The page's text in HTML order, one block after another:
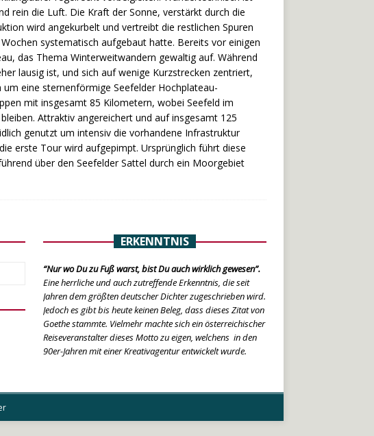
rein die Luft. Die Kraft der Sonne, verstärkt durch die
wird angekurbelt und vertreibt die restlichen Spuren
systematisch aufgebaut hatte. Bereits vor einigen
das Thema Winterweitwandern gewaltig auf. Während
lausig ist, und sich auf wenige Kurzstrecken zentriert,
eine sternenförmige Seefelder Hochplateau-
mit insgesamt 85 Kilometern, wobei Seefeld im
Attraktiv angereichert und auf insgesamt 125
genutzt um intensiv die vorhandene Infrastruktur
erste Tour wird aufgepimpt. Ursprünglich führt diese
über den Seefelder Sattel durch ein Moorgebiet
ERKENNTNIS
“Nur wo Du zu Fuß warst, bist Du auch wirklich gewesen”.
Eine herrliche und auch zutreffende Erkenntnis, die seit
Jahren dem größten deutscher Dichter zugeschrieben wird.
Jedoch es gibt bis heute keinen Beleg, dass dieses Zitat von
Goethe stammte. Vielmehr machte sich ein österreichischer
Reiseveranstalter dieses Motto zu eigen, welchens in den
90er-Jahren mit einer Kreativagentur entwickelt wurde.